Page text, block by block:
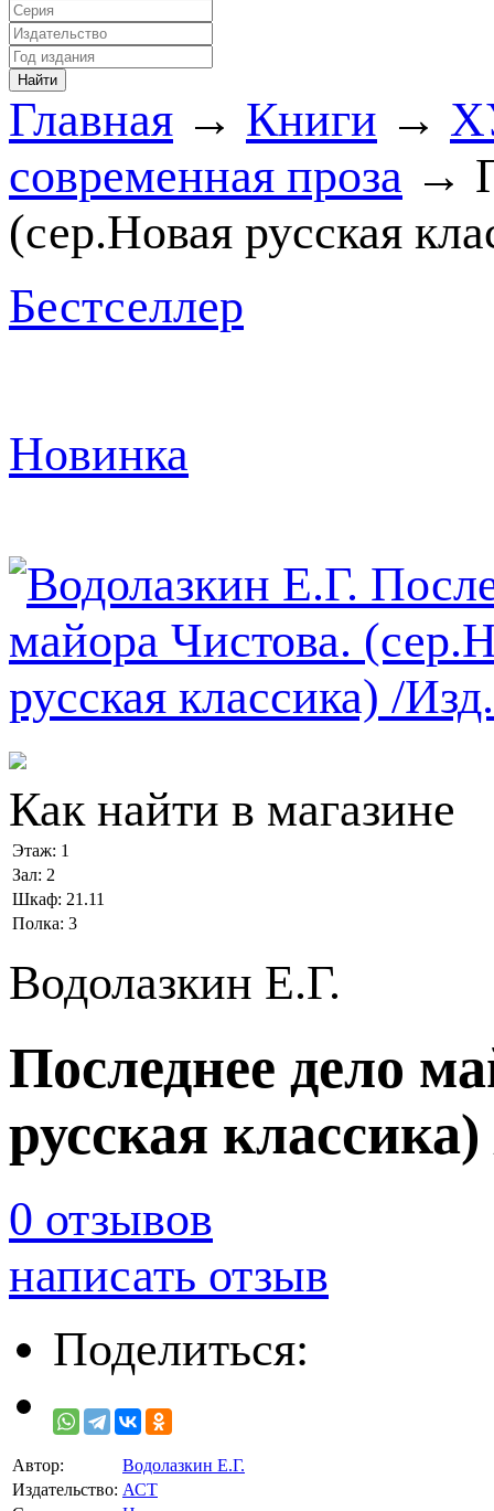
Главная → Книги →
современная проза →
(сер.Новая русская
Бестселлер
Новинка
Как найти в магазине
Этаж: 1
Зал: 2
Шкаф: 21.11
Полка: 3
Водолазкин Е.Г.
Последнее дело
русская
0 отзывов
написать отзыв
Поделиться:
Автор:
Водолазкин Е.Г.
Издательство: АСТ